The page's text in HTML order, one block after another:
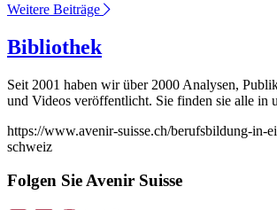
Weitere Beiträge
Bibliothek
Seit 2001 haben wir über 2000 Analysen,
und Videos veröffentlicht. Sie finden sie alle in
https://www.avenir-suisse.ch/berufsbildung-in-
schweiz
Folgen Sie Avenir Suisse